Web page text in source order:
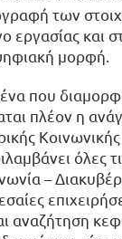
των
εργασίας και
μορφή.
που
πλέον η
όλες
–
αναζήτηση